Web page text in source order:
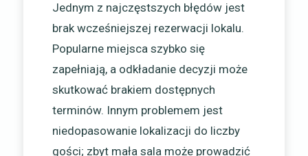
Jednym z najczęstszych błędów jest
brak wcześniejszej rezerwacji lokalu.
Popularne miejsca szybko się
zapełniają, a odkładanie decyzji może
skutkować brakiem dostępnych
terminów. Innym problemem jest
niedopasowanie lokalizacji do liczby
gości; zbyt mała sala może prowadzić